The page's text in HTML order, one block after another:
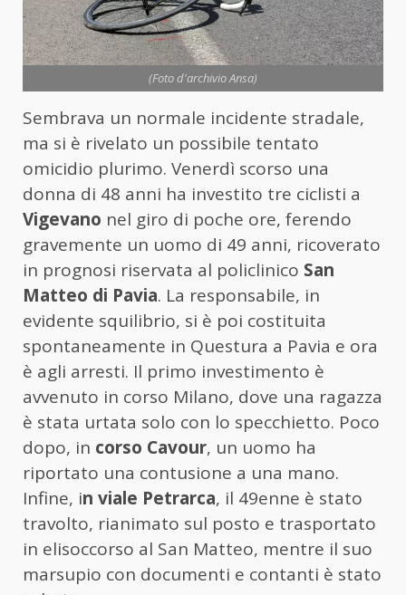
(Foto d'archivio Ansa)
Sembrava un normale incidente stradale,
ma si è rivelato un possibile tentato
omicidio plurimo. Venerdì scorso una
donna di 48 anni ha investito tre ciclisti a
Vigevano nel giro di poche ore, ferendo
gravemente un uomo di 49 anni, ricoverato
in prognosi riservata al policlinico San
Matteo di Pavia. La responsabile, in
evidente squilibrio, si è poi costituita
spontaneamente in Questura a Pavia e ora
è agli arresti. Il primo investimento è
avvenuto in corso Milano, dove una ragazza
è stata urtata solo con lo specchietto. Poco
dopo, in corso Cavour, un uomo ha
riportato una contusione a una mano.
Infine, in viale Petrarca, il 49enne è stato
travolto, rianimato sul posto e trasportato
in elisoccorso al San Matteo, mentre il suo
marsupio con documenti e contanti è stato